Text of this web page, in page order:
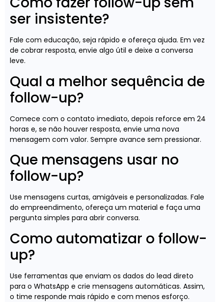
ser insistente?
Fale com educação, seja rápido e ofereça ajuda. Em vez
de cobrar resposta, envie algo útil e deixe a conversa
leve.
Qual a melhor sequência de
follow-up?
Comece com o contato imediato, depois reforce em 24
horas e, se não houver resposta, envie uma nova
mensagem com valor. Sempre avance sem pressionar.
Que mensagens usar no
follow-up?
Use mensagens curtas, amigáveis e personalizadas. Fale
do empreendimento, ofereça um material e faça uma
pergunta simples para abrir conversa.
Como automatizar o follow-
up?
Use ferramentas que enviam os dados do lead direto
para o WhatsApp e crie mensagens automáticas. Assim,
o time responde mais rápido e com menos esforço.